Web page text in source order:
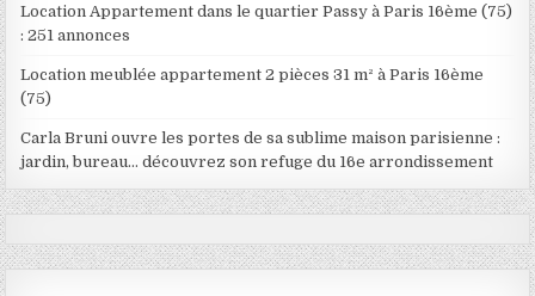
Location Appartement dans le quartier Passy à Paris 16ème (75)
: 251 annonces
Location meublée appartement 2 pièces 31 m² à Paris 16ème
(75)
Carla Bruni ouvre les portes de sa sublime maison parisienne :
jardin, bureau… découvrez son refuge du 16e arrondissement